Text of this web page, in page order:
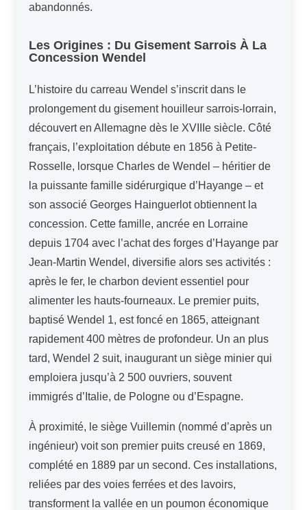
abandonnés.
Les Origines : Du Gisement Sarrois À La
Concession Wendel
L’histoire du carreau Wendel s’inscrit dans le
prolongement du gisement houilleur sarrois-lorrain,
découvert en Allemagne dès le XVIIIe siècle. Côté
français, l’exploitation débute en 1856 à Petite-
Rosselle, lorsque Charles de Wendel – héritier de
la puissante famille sidérurgique d’Hayange – et
son associé Georges Hainguerlot obtiennent la
concession. Cette famille, ancrée en Lorraine
depuis 1704 avec l’achat des forges d’Hayange par
Jean-Martin Wendel, diversifie alors ses activités :
après le fer, le charbon devient essentiel pour
alimenter les hauts-fourneaux. Le premier puits,
baptisé Wendel 1, est foncé en 1865, atteignant
rapidement 400 mètres de profondeur. Un an plus
tard, Wendel 2 suit, inaugurant un siège minier qui
emploiera jusqu’à 2 500 ouvriers, souvent
immigrés d’Italie, de Pologne ou d’Espagne.
À proximité, le siège Vuillemin (nommé d’après un
ingénieur) voit son premier puits creusé en 1869,
complété en 1889 par un second. Ces installations,
reliées par des voies ferrées et des lavoirs,
transforment la vallée en un poumon économique